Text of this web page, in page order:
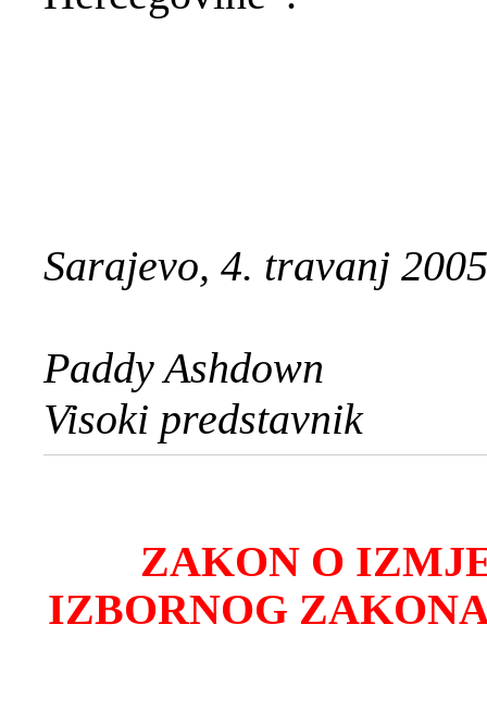
Sarajevo, 4. travanj 2005
Paddy Ashdown
Visoki predstavnik
ZAKON O
IZBORNOG